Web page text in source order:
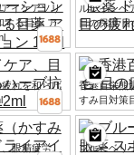
イケアソリ
する目薬 ア
ルテインベ
目の保護
れを和らげ
香港百栄熊
すみ目対策
眼精疲労、
ブルーベリ